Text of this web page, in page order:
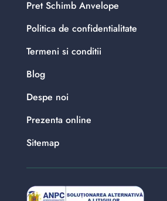
Pret Schimb Anvelope
Politica de confidentialitate
Termeni si conditii
Blog
Despe noi
Prezenta online
Sitemap